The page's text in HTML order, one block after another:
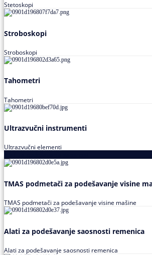
Stetoskopi
Stroboskopi
Stroboskopi
Tahometri
Tahometri
Ultrazvučni instrumenti
Ultrazvučni elementi
TMAS podmetači za podešavanje visine
TMAS podmetači za podešavanje visine mašine
Alati za podešavanje saosnosti remenica
Alati za podešavanje saosnosti remenica